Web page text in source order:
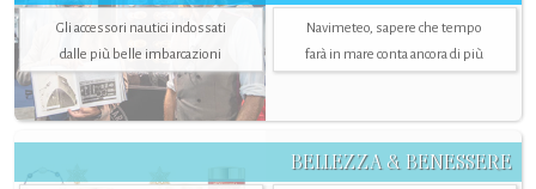
Gli accessori nautici indossati
dalle più belle imbarcazioni
Navimeteo, sapere che tempo
farà in mare conta ancora di più
BELLEZZA & BENESSERE